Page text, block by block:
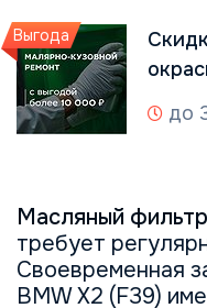
Масляный фильтр
требует
Своевременная
BMW X2 (F39)
Выгода
до